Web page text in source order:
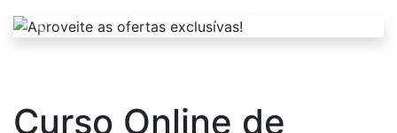
Curso Online de